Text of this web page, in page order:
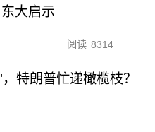
大启示
阅读 8314
特朗普忙递橄榄枝？